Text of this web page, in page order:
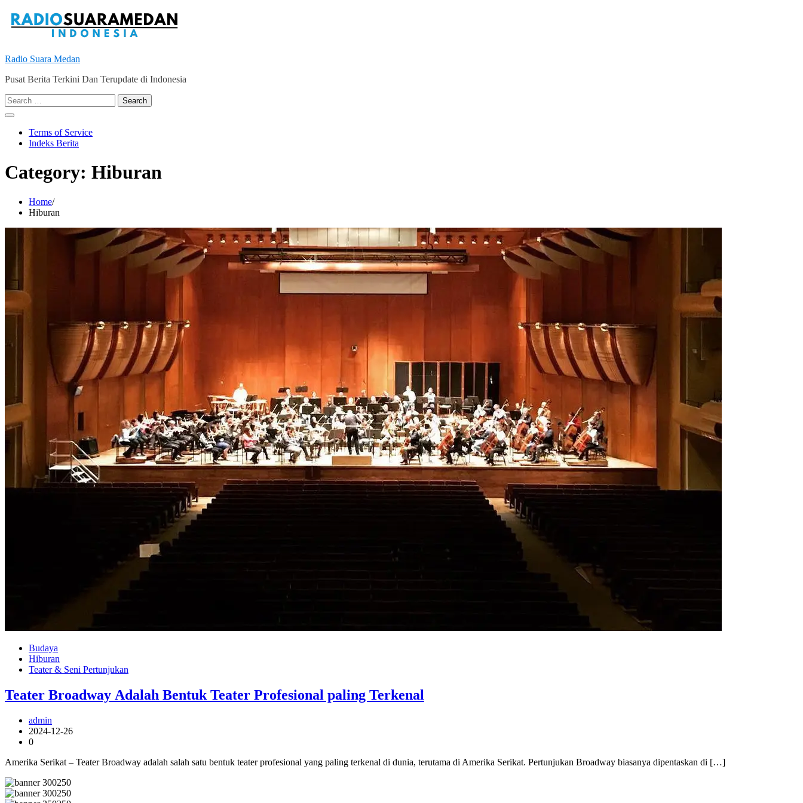
content
Radio Suara Medan
Pusat Berita Terkini Dan Terupdate di Indonesia
Search
for:
Terms of Service
Indeks Berita
Category: Hiburan
Home
Hiburan
Budaya
Hiburan
Teater & Seni Pertunjukan
Teater Broadway Adalah Bentuk Teater Profesional paling Terkenal
admin
2024-12-26
0
Amerika Serikat – Teater Broadway adalah salah satu bentuk teater profesional yang paling terkenal di dunia, terutama di Amerika Serikat. Pertunjukan Broadway biasanya dipentaskan di […]